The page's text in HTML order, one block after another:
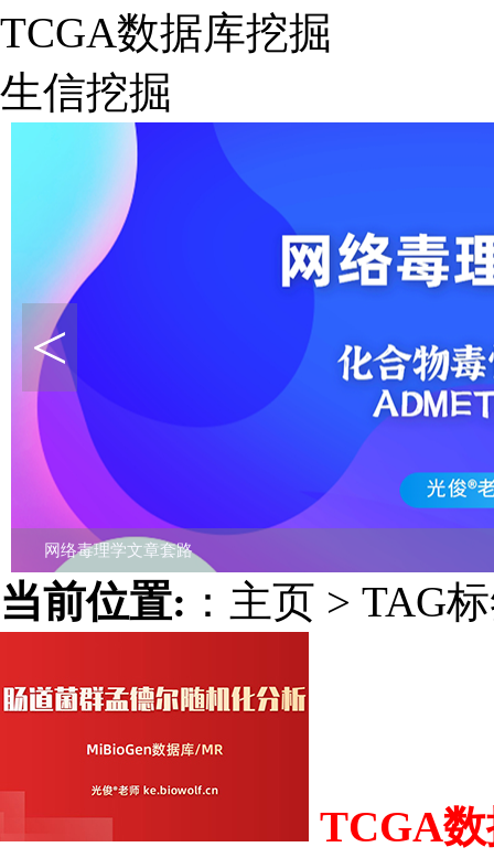
TCGA数据库挖掘
生信挖掘
网络毒理学文章套路
<
当前位置: ： 主页 > TAG
TCGA